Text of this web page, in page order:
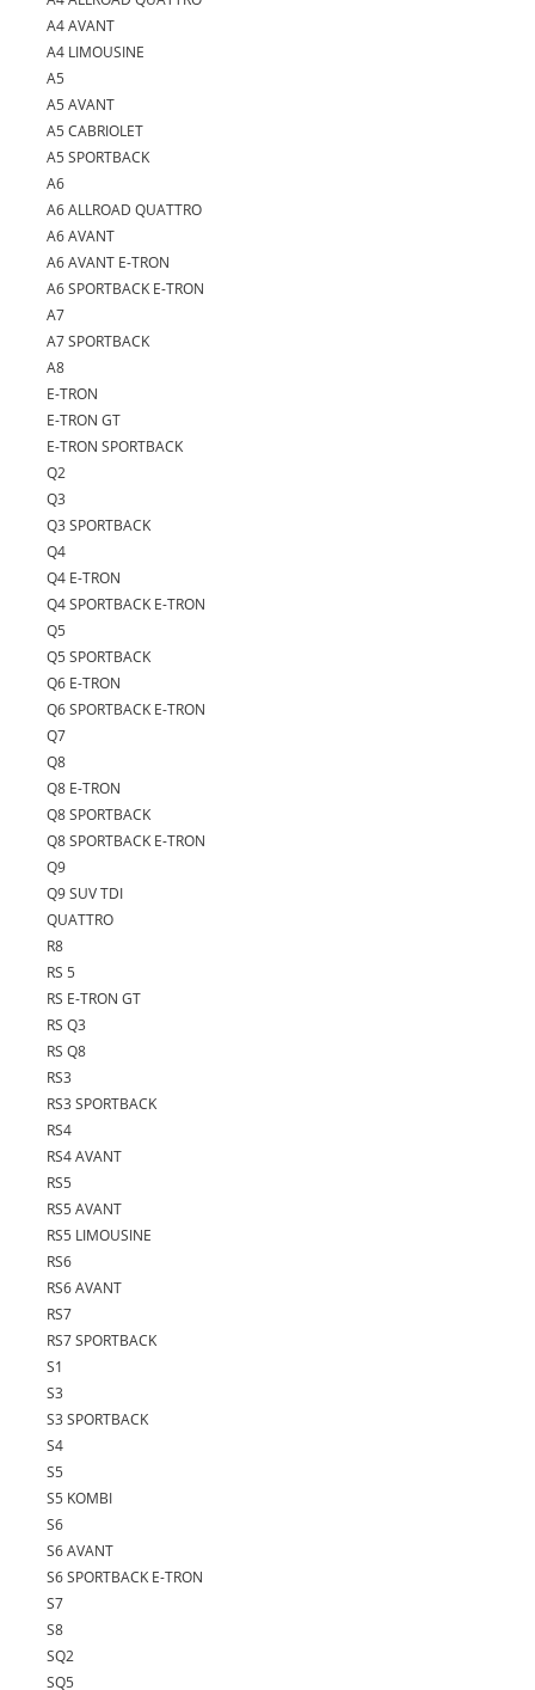
A4 AVANT
A4 LIMOUSINE
A5
A5 AVANT
A5 CABRIOLET
A5 SPORTBACK
A6
A6 ALLROAD QUATTRO
A6 AVANT
A6 AVANT E-TRON
A6 SPORTBACK E-TRON
A7
A7 SPORTBACK
A8
E-TRON
E-TRON GT
E-TRON SPORTBACK
Q2
Q3
Q3 SPORTBACK
Q4
Q4 E-TRON
Q4 SPORTBACK E-TRON
Q5
Q5 SPORTBACK
Q6 E-TRON
Q6 SPORTBACK E-TRON
Q7
Q8
Q8 E-TRON
Q8 SPORTBACK
Q8 SPORTBACK E-TRON
Q9
Q9 SUV TDI
QUATTRO
R8
RS 5
RS E-TRON GT
RS Q3
RS Q8
RS3
RS3 SPORTBACK
RS4
RS4 AVANT
RS5
RS5 AVANT
RS5 LIMOUSINE
RS6
RS6 AVANT
RS7
RS7 SPORTBACK
S1
S3
S3 SPORTBACK
S4
S5
S5 KOMBI
S6
S6 AVANT
S6 SPORTBACK E-TRON
S7
S8
SQ2
SQ5